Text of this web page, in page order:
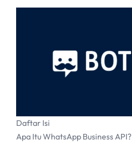
Daftar Isi
Apa Itu WhatsApp Business API?